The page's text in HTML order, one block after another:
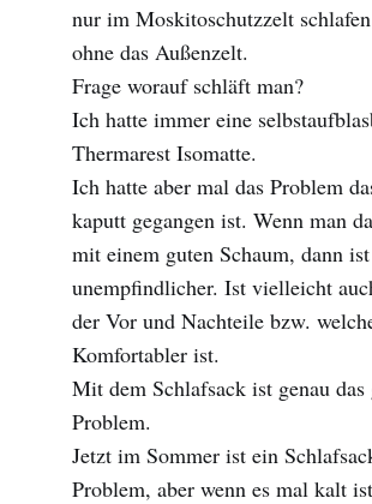
nur im Moskitoschutzzelt
ohne das Außenzelt.
Frage worauf schläft man?
Ich hatte immer eine
Thermarest Isomatte.
Ich hatte aber mal das Problem
kaputt gegangen ist. Wenn man
mit einem guten Schaum, dann
unempfindlicher. Ist vielleicht
der Vor und Nachteile bzw.
Komfortabler ist.
Mit dem Schlafsack ist genau das
Problem.
Jetzt im Sommer ist ein
Problem, aber wenn es mal kalt